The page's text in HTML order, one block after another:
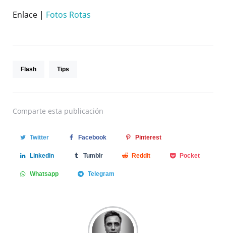
Enlace | Fotos Rotas
Flash Tips
Comparte esta publicación
Twitter Facebook Pinterest
Linkedin Tumblr Reddit Pocket
Whatsapp Telegram